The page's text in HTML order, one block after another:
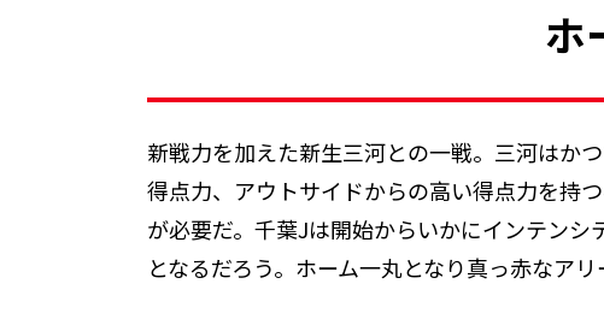
ホ
新戦力を加えた新生三河との一戦。三河はか
得点力、アウトサイドからの高い得点力を持
が必要だ。千葉Jは開始からいかにインテン
となるだろう。ホーム一丸となり真っ赤なア